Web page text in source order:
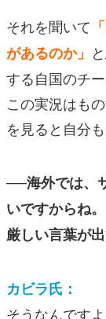
それを聞いて
があるのか」
する自国のチ
この実況はも
を見ると自分
──海外では、
いですからね
厳しい言葉が
カビラ氏：
そうなんです